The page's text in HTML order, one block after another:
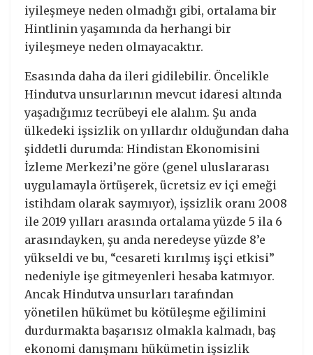
iyileşmeye neden olmadığı gibi, ortalama bir
Hintlinin yaşamında da herhangi bir
iyileşmeye neden olmayacaktır.
Esasında daha da ileri gidilebilir. Öncelikle
Hindutva unsurlarının mevcut idaresi altında
yaşadığımız tecrübeyi ele alalım. Şu anda
ülkedeki işsizlik on yıllardır olduğundan daha
şiddetli durumda: Hindistan Ekonomisini
İzleme Merkezi’ne göre (genel uluslararası
uygulamayla örtüşerek, ücretsiz ev içi emeği
istihdam olarak saymıyor), işsizlik oranı 2008
ile 2019 yılları arasında ortalama yüzde 5 ila 6
arasındayken, şu anda neredeyse yüzde 8’e
yükseldi ve bu, “cesareti kırılmış işçi etkisi”
nedeniyle işe gitmeyenleri hesaba katmıyor.
Ancak Hindutva unsurları tarafından
yönetilen hükümet bu kötüleşme eğilimini
durdurmakta başarısız olmakla kalmadı, baş
ekonomi danışmanı hükümetin işsizlik